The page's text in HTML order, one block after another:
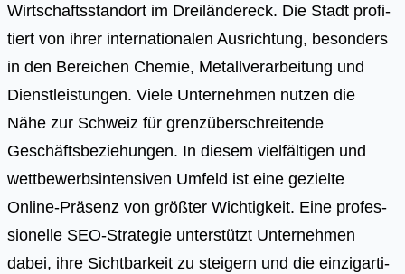
Wirt­schafts­stand­ort im Drei­län­der­eck. Die Stadt pro­fi­
tiert von ihrer inter­na­tio­na­len Aus­rich­tung, beson­ders
in den Berei­chen Che­mie, Metall­ver­ar­bei­tung und
Dienst­leis­tun­gen. Vie­le Unter­neh­men nut­zen die
Nähe zur Schweiz für grenz­über­schrei­ten­de
Geschäfts­be­zie­hun­gen. In die­sem viel­fäl­ti­gen und
wett­be­werbs­in­ten­si­ven Umfeld ist eine geziel­te
Online-Prä­senz von größ­ter Wich­tig­keit. Eine pro­fes­
sio­nel­le SEO-Stra­te­gie unter­stützt Unter­neh­men
dabei, ihre Sicht­bar­keit zu stei­gern und die ein­zig­ar­ti­